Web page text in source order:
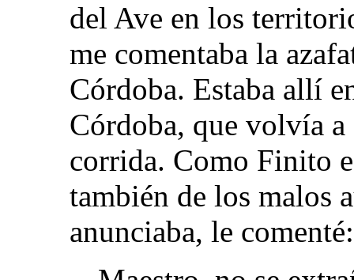
del Ave en los
me comentaba la
Córdoba. Estaba allí
Córdoba, que volvía a
corrida. Como Finito
también de los malos
anunciaba, le comenté: